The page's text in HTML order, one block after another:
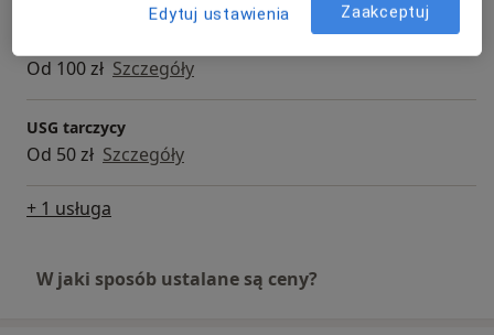
Od 100 zł Szczegóły
USG tarczycy
Od 50 zł Szczegóły
+ 1 usługa
W jaki sposób ustalane są ceny?
Edytuj ustawienia Zaakceptuj